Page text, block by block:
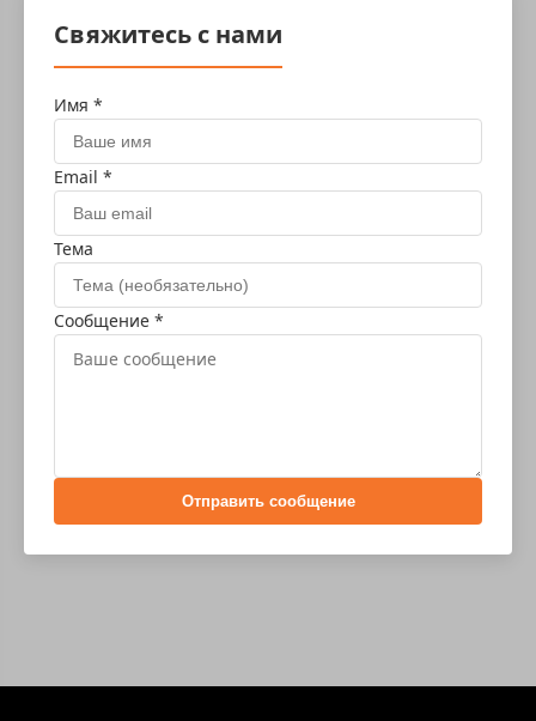
Свяжитесь с нами
Имя *
Email *
Тема
Сообщение *
Отправить сообщение